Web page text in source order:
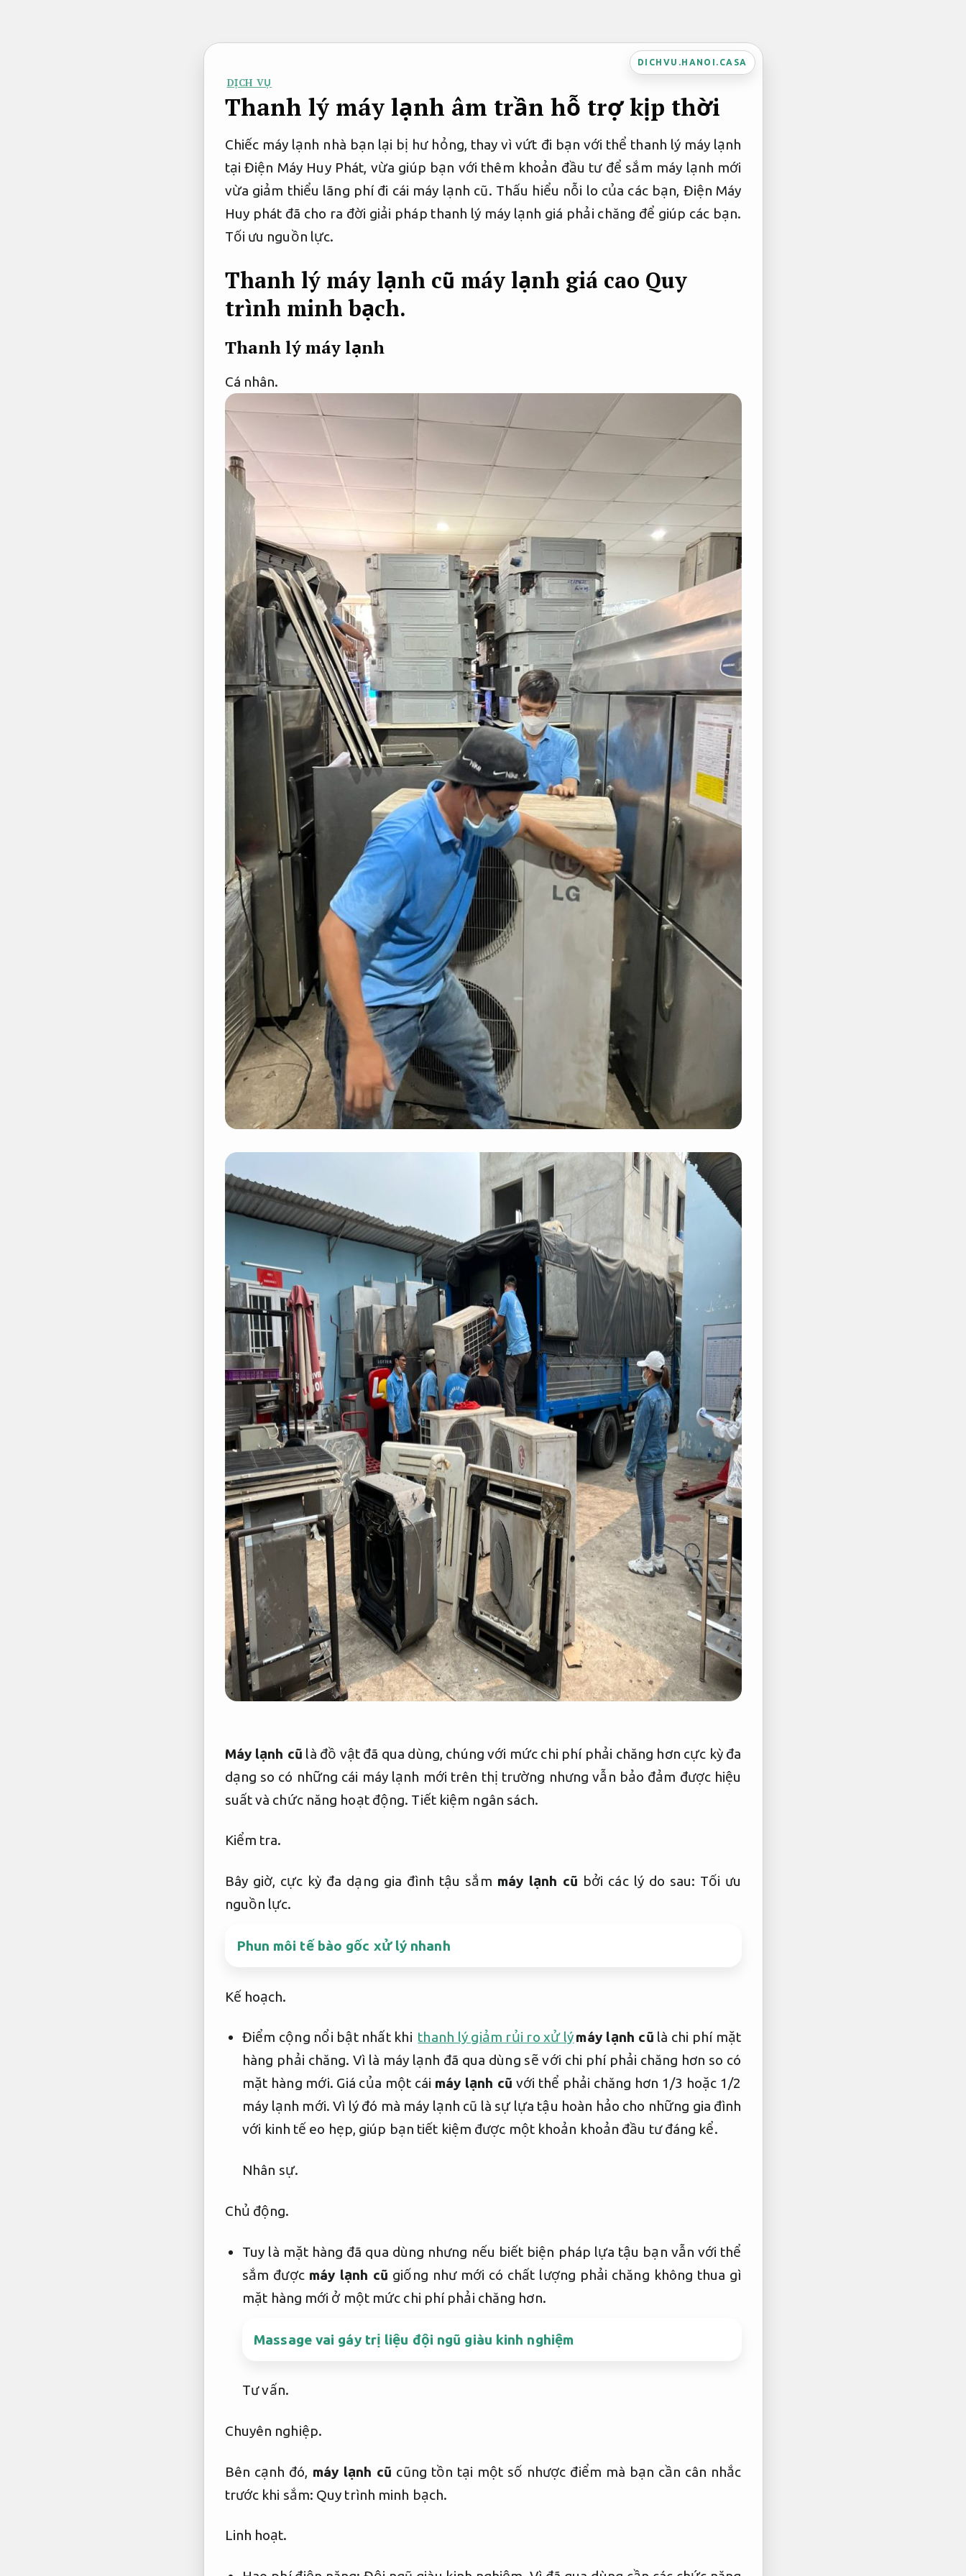
DICHVU.HANOI.CASA
DỊCH VỤ
Thanh lý máy lạnh âm trần hỗ trợ kịp thời
Chiếc máy lạnh nhà bạn lại bị hư hỏng, thay vì vứt đi bạn với thể thanh lý máy lạnh
tại Điện Máy Huy Phát, vừa giúp bạn với thêm khoản đầu tư để sắm máy lạnh mới
vừa giảm thiểu lãng phí đi cái máy lạnh cũ. Thấu hiểu nỗi lo của các bạn, Điện Máy
Huy phát đã cho ra đời giải pháp thanh lý máy lạnh giá phải chăng để giúp các bạn.
Tối ưu nguồn lực.
Thanh lý máy lạnh cũ máy lạnh giá cao Quy
trình minh bạch.
Thanh lý máy lạnh
Cá nhân.
Máy lạnh cũ là đồ vật đã qua dùng, chúng với mức chi phí phải chăng hơn cực kỳ đa
dạng so có những cái máy lạnh mới trên thị trường nhưng vẫn bảo đảm được hiệu
suất và chức năng hoạt động. Tiết kiệm ngân sách.
Kiểm tra.
Bây giờ, cực kỳ đa dạng gia đình tậu sắm máy lạnh cũ bởi các lý do sau: Tối ưu
nguồn lực.
Phun môi tế bào gốc xử lý nhanh
Kế hoạch.
Điểm cộng nổi bật nhất khi thanh lý giảm rủi ro xử lýmáy lạnh cũ là chi phí mặt
hàng phải chăng. Vì là máy lạnh đã qua dùng sẽ với chi phí phải chăng hơn so có
mặt hàng mới. Giá của một cái máy lạnh cũ với thể phải chăng hơn 1/3 hoặc 1/2
máy lạnh mới. Vì lý đó mà máy lạnh cũ là sự lựa tậu hoàn hảo cho những gia đình
với kinh tế eo hẹp, giúp bạn tiết kiệm được một khoản khoản đầu tư đáng kể.
Nhân sự.
Chủ động.
Tuy là mặt hàng đã qua dùng nhưng nếu biết biện pháp lựa tậu bạn vẫn với thể
sắm được máy lạnh cũ giống như mới có chất lượng phải chăng không thua gì
mặt hàng mới ở một mức chi phí phải chăng hơn.
Massage vai gáy trị liệu đội ngũ giàu kinh nghiệm
Tư vấn.
Chuyên nghiệp.
Bên cạnh đó, máy lạnh cũ cũng tồn tại một số nhược điểm mà bạn cần cân nhắc
trước khi sắm: Quy trình minh bạch.
Linh hoạt.